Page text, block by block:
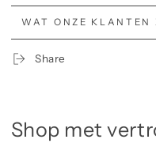
Vitra Locker Box van
dag gemakkelijk worden
WAT ONZE KLANTEN
Share
Shop met